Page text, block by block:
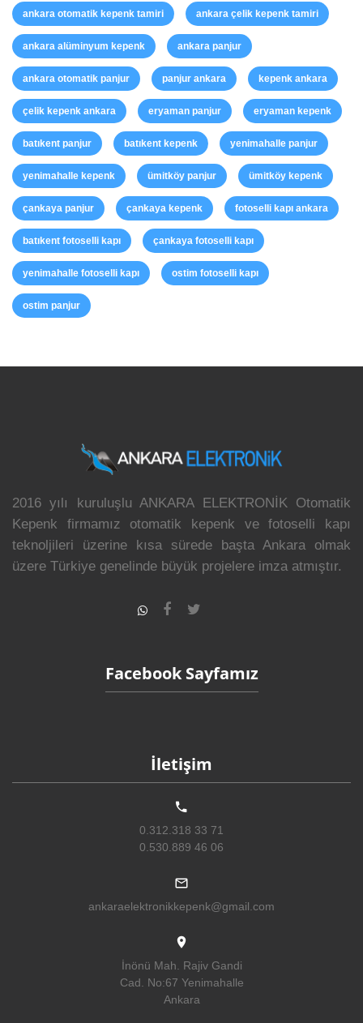
ankara otomatik kepenk tamiri ankara çelik kepenk tamiri
ankara alüminyum kepenk ankara panjur
ankara otomatik panjur panjur ankara kepenk ankara
çelik kepenk ankara eryaman panjur eryaman kepenk
batıkent panjur batıkent kepenk yenimahalle panjur
yenimahalle kepenk ümitköy panjur ümitköy kepenk
çankaya panjur çankaya kepenk fotoselli kapı ankara
batıkent fotoselli kapı çankaya fotoselli kapı
yenimahalle fotoselli kapı ostim fotoselli kapı
ostim panjur
2016 yılı kuruluşlu ANKARA ELEKTRONİK Otomatik
Kepenk firmamız otomatik kepenk ve fotoselli kapı
teknoljileri üzerine kısa sürede başta Ankara olmak
üzere Türkiye genelinde büyük projelere imza atmıştır.
Facebook Sayfamız
İletişim
0.312.318 33 71
0.530.889 46 06
ankaraelektronikkepenk@gmail.com
İnönü Mah. Rajiv Gandi
Cad. No:67 Yenimahalle
Ankara